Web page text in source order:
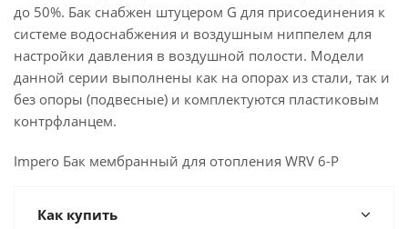
до 50%. Бак снабжен штуцером G для присоединения к
системе водоснабжения и воздушным ниппелем для
настройки давления в воздушной полости. Модели
данной серии выполнены как на опорах из стали, так и
без опоры (подвесные) и комплектуются пластиковым
контрфланцем.
Impero Бак мембранный для отопления WRV 6-P
Как купить